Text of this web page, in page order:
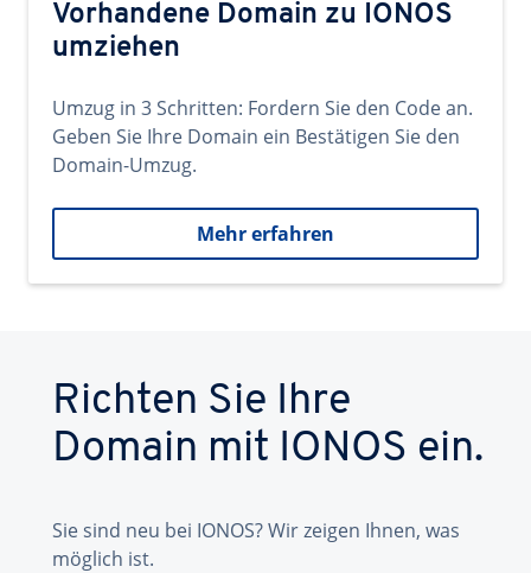
Vorhandene Domain zu IONOS
umziehen
Umzug in 3 Schritten: Fordern Sie den Code an.
Geben Sie Ihre Domain ein Bestätigen Sie den
Domain-Umzug.
Mehr erfahren
Richten Sie Ihre
Domain mit IONOS ein.
Sie sind neu bei IONOS? Wir zeigen Ihnen, was
möglich ist.